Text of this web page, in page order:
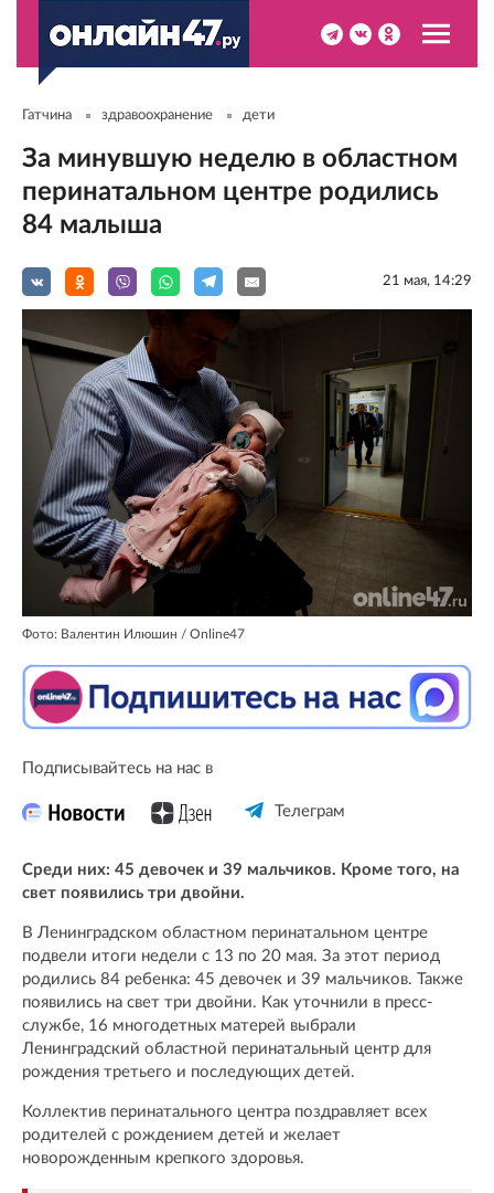
Гатчина здравоохранение дети
За минувшую неделю в областном
перинатальном центре родились
84 малыша
21 мая, 14:29
Фото: Валентин Илюшин / Online47
Подписывайтесь на нас в
Телеграм
Среди них: 45 девочек и 39 мальчиков. Кроме того, на
свет появились три двойни.
В Ленинградском областном перинатальном центре
подвели итоги недели с 13 по 20 мая. За этот период
родились 84 ребенка: 45 девочек и 39 мальчиков. Также
появились на свет три двойни. Как уточнили в пресс-
службе, 16 многодетных матерей выбрали
Ленинградский областной перинатальный центр для
рождения третьего и последующих детей.
Коллектив перинатального центра поздравляет всех
родителей с рождением детей и желает
новорожденным крепкого здоровья.